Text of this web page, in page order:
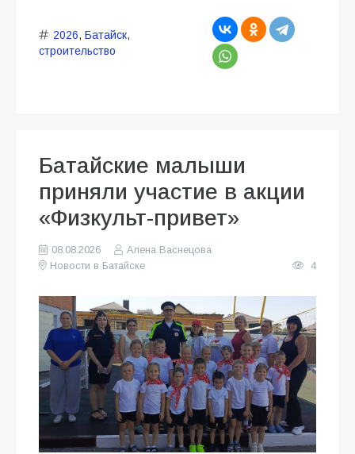
2026, Батайск,
строительство
Батайские малыши
приняли участие в акции
«Физкульт-привет»
08.08.2026
Алена Васнецова
Новости в Батайске
4